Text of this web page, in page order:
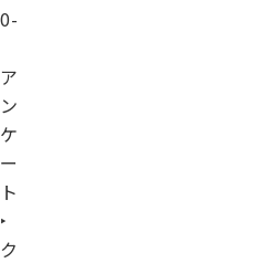
0-
ア
ン
ケ
ー
ト
‣
ク